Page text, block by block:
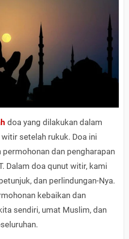
doa yang dilakukan dalam
setelah rukuk. Doa ini
dan pengharapan
Dalam doa qunut witir, kami
dan perlindungan-Nya.
kebaikan dan
sendiri, umat Muslim, dan